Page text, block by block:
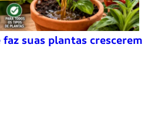
faz suas plantas crescerem